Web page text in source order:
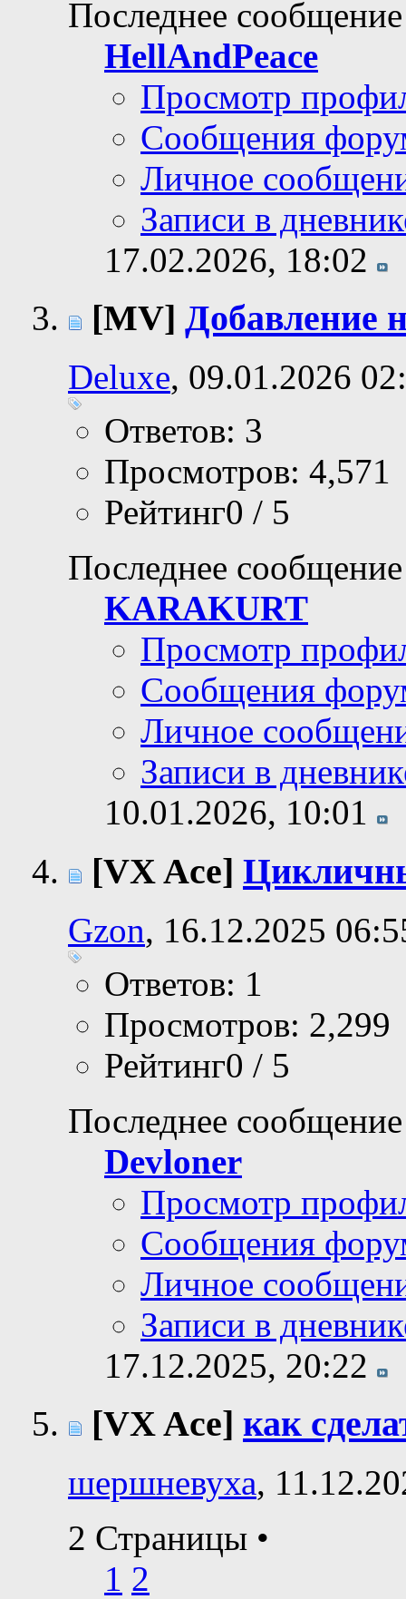
Последнее
HellAndPeace
Просмотр
Сообщения
Личное
Записи в
17.02.2026, 18:02
[MV] Добавление
Deluxe, 09.01.2026
Ответов: 3
Просмотров: 4,571
Рейтинг0 / 5
Последнее
KARAKURT
Просмотр
Сообщения
Личное
Записи в
10.01.2026, 10:01
[VX Ace]
Gzon, 16.12.2025
Ответов: 1
Просмотров: 2,299
Рейтинг0 / 5
Последнее
Devloner
Просмотр
Сообщения
Личное
Записи в
17.12.2025, 20:22
[VX Ace] как
шершневуха,
2 Страницы •
1 2